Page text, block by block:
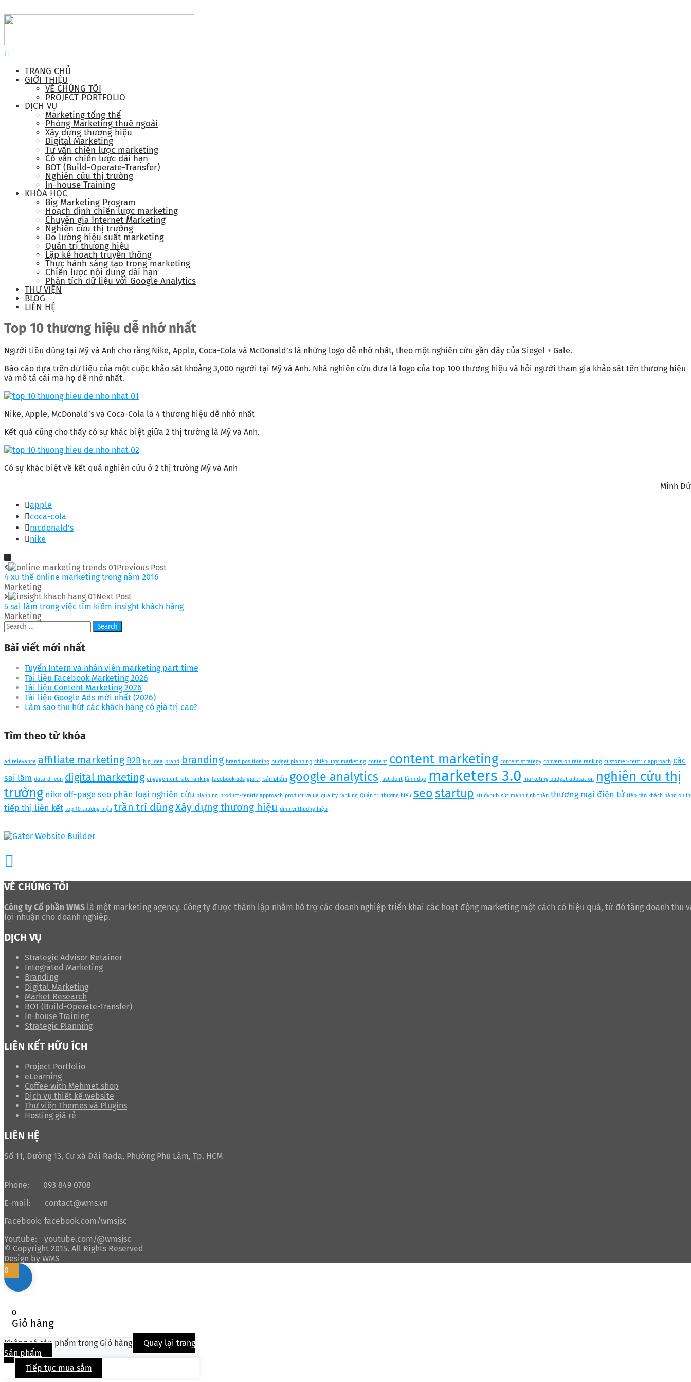
TRANG CHỦ
GIỚI THIỆU
VỀ CHÚNG TÔI
PROJECT PORTFOLIO
DỊCH VỤ
Marketing tổng thể
Phòng Marketing thuê ngoài
Xây dựng thương hiệu
Digital Marketing
Tư vấn chiến lược marketing
Cố vấn chiến lược dài hạn
BOT (Build-Operate-Transfer)
Nghiên cứu thị trường
In-house Training
KHÓA HỌC
Big Marketing Program
Hoạch định chiến lược marketing
Chuyên gia Internet Marketing
Nghiên cứu thị trường
Đo lường hiệu suất marketing
Quản trị thương hiệu
Lập kế hoạch truyền thông
Thực hành sáng tạo trong marketing
Chiến lược nội dung dài hạn
Phân tích dữ liệu với Google Analytics
THƯ VIỆN
BLOG
LIÊN HỆ
Top 10 thương hiệu dễ nhớ nhất
Người tiêu dùng tại Mỹ và Anh cho rằng Nike, Apple, Coca-Cola và McDonald’s là những logo dễ nhớ nhất, theo một nghiên cứu gần đây của Siegel + Gale.
Báo cáo dựa trên dữ liệu của một cuộc khảo sát khoảng 3,000 người tại Mỹ và Anh. Nhà nghiên cứu đưa là logo của top 100 thương hiệu và hỏi người tham gia khảo sát tên thương hiệu
và mô tả cái mà họ dễ nhớ nhất.
Nike, Apple, McDonald’s và Coca-Cola là 4 thương hiệu dễ nhớ nhất
Kết quả cũng cho thấy có sự khác biệt giữa 2 thị trường là Mỹ và Anh.
Có sự khác biệt về kết quả nghiên cứu ở 2 thị trường Mỹ và Anh
Minh
apple
coca-cola
mcdonald's
nike
Previous Post
4 xu thế online marketing trong năm 2016
Marketing
Next Post
5 sai lầm trong việc tìm kiếm insight khách hàng
Marketing
Bài viết mới nhất
Tuyển Intern và nhân viên marketing part-time
Tài liệu Facebook Marketing 2026
Tài liệu Content Marketing 2026
Tài liệu Google Ads mới nhất (2026)
Làm sao thu hút các khách hàng có giá trị cao?
Tìm theo từ khóa
ad relevance affiliate marketing B2B big idea brand branding brand positioning budget planning chiến lược marketing content content marketing content strategy conversion rate ranking customer-centric approach các
sai lầm data-driven digital marketing engagement rate ranking facebook ads giá trị sản phẩm google analytics just do it lãnh đạo marketers 3.0 marketing budget allocation nghiên cứu thị
trường nike off-page seo phân loại nghiên cứu planning product-centric approach product value quality ranking Quản trị thương hiệu seostartup studyhub sức mạnh tinh thần thương mại điện tử tiếp cận khách hàng
tiếp thị liên kết top 10 thương hiệu trần trí dũngXây dựng thương hiệu định vị thương hiệu
VỀ CHÚNG TÔI
Công ty Cổ phần WMS là một marketing agency. Công ty được thành lập nhằm hỗ trợ các doanh nghiệp triển khai các hoạt động marketing một cách có hiệu quả, từ đó tăng doanh thu
lợi nhuận cho doanh nghiệp.
DỊCH VỤ
Strategic Advisor Retainer
Integrated Marketing
Branding
Digital Marketing
Market Research
BOT (Build-Operate-Transfer)
In-house Training
Strategic Planning
LIÊN KẾT HỮU ÍCH
Project Portfolio
eLearning
Coffee with Mehmet shop
Dịch vụ thiết kế website
Thư viện Themes và Plugins
Hosting giá rẻ
LIÊN HỆ
Số 11, Đường 13, Cư xá Đài Rada, Phường Phú Lâm, Tp. HCM
Phone:
093 849 0708
E-mail:
contact@wms.vn
Facebook: facebook.com/wmsjsc
Youtube:
youtube.com/@wmsjsc
© Copyright 2015. All Rights Reserved
Design by WMS
0
0
Giỏ hàng
Không có sản phẩm trong Giỏ hàng
Quay lại trang
Sản phẩm
Tiếp tục mua sắm